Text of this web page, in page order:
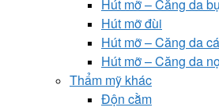
Hút mỡ – Căng da
Hút mỡ đùi
Hút mỡ – Căng da
Hút mỡ – Căng da
Thẩm mỹ khác
Độn cằm